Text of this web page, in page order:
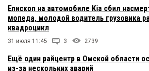
Епископ на автомобиле Kia сбил
мопеда, молодой водитель грузовика
квадроцикл
31 июля 11:45 3 2739
Ещё один райцентр в Омской области
из-за нескольких аварий